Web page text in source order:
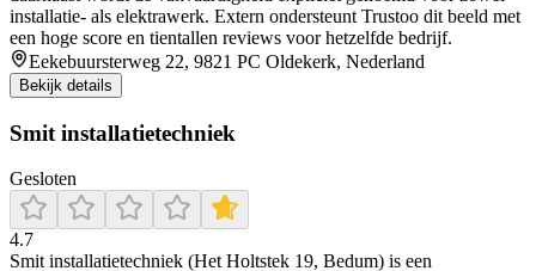
installatie- als elektrawerk. Extern ondersteunt Trustoo dit beeld met
een hoge score en tientallen reviews voor hetzelfde bedrijf.
Eekebuursterweg 22, 9821 PC Oldekerk, Nederland
Bekijk details
Smit installatietechniek
Gesloten
4.7
Smit installatietechniek (Het Holtstek 19, Bedum) is een